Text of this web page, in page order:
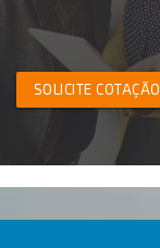
SOLICITE COTAÇÃO